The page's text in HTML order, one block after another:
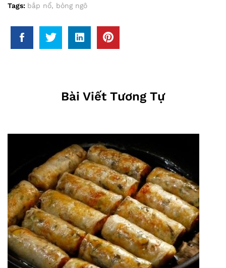
Tags: bắp nổ, bỏng ngô
Bài Viết Tương Tự